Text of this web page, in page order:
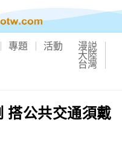
專題 活動 漫説
大陸
台灣
搭公共交通須戴